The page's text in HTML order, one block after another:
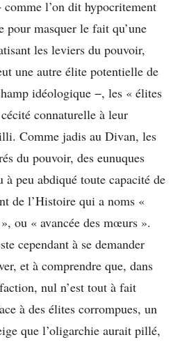
l’on dit hypocritement
pour masquer le fait qu’une
les leviers du pouvoir,
une autre élite potentielle de
idéologique −, les « élites
connaturelle à leur
Comme jadis au Divan, les
du pouvoir, des eunuques
peu abdiqué toute capacité de
de l’Histoire qui a noms «
ou « avancée des mœurs ».
cependant à se demander
et à comprendre que, dans
nul n’est tout à fait
à des élites corrompues, un
que l’oligarchie aurait pillé,